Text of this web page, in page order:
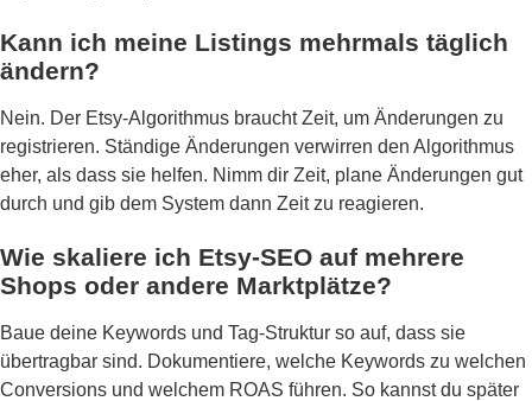
Kann ich meine Listings mehrmals täglich
ändern?
Nein. Der Etsy-Algorithmus braucht Zeit, um Änderungen zu
registrieren. Ständige Änderungen verwirren den Algorithmus
eher, als dass sie helfen. Nimm dir Zeit, plane Änderungen gut
durch und gib dem System dann Zeit zu reagieren.
Wie skaliere ich Etsy-SEO auf mehrere
Shops oder andere Marktplätze?
Baue deine Keywords und Tag-Struktur so auf, dass sie
übertragbar sind. Dokumentiere, welche Keywords zu welchen
Conversions und welchem ROAS führen. So kannst du später